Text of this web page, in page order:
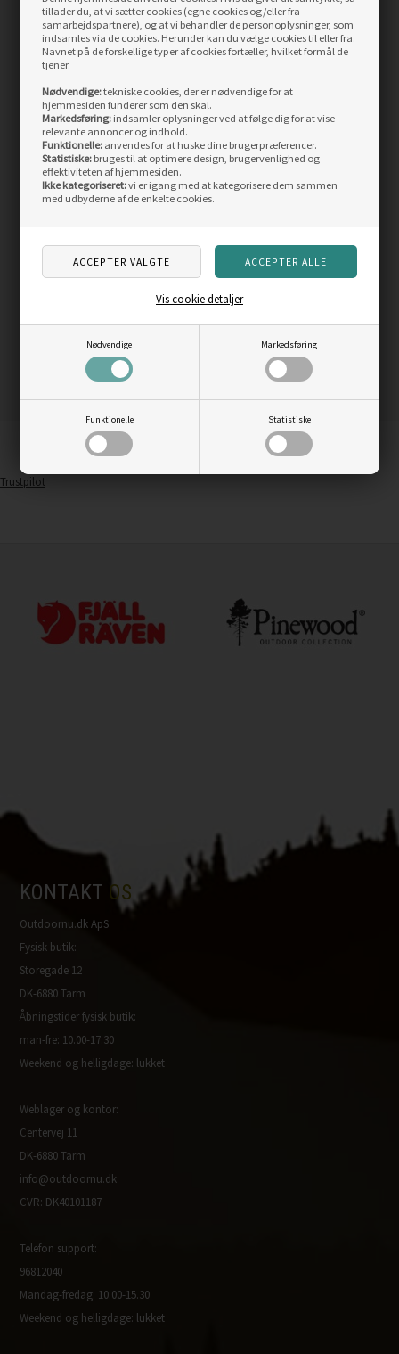
tillader du, at vi sætter cookies (egne cookies og/eller fra
samarbejdspartnere), og at vi behandler de personoplysninger, som
indsamles via de cookies. Herunder kan du vælge cookies til eller fra.
Navnet på de forskellige typer af cookies fortæller, hvilket formål de
tjener.
Nødvendige:tekniske cookies, der er nødvendige for at
hjemmesiden funderer som den skal.
Markedsføring: indsamler oplysninger ved at følge dig for at vise
relevante annoncer og indhold.
Funktionelle: anvendes for at huske dine brugerpræferencer.
Statistiske: bruges til at optimere design, brugervenlighed og
effektiviteten af hjemmesiden.
Ikke kategoriseret:vi er igang med at kategorisere dem sammen
med udbyderne af de enkelte cookies.
Nødvendige Markedsføring
Funktionelle Statistiske
Vis cookie detaljer
LÆS MERE LÆS MERE
SIDST SETE PRODUKTER
Skarp
pris
Savage Gear Flip Wallet
Vejl. pris119,00
DKK
LÆS MERE
Savage Gear Sandeel
Line Thru, 19g / 12,5cm
Vejl. pris75,00
DKK
LÆS MERE
Trustpilot
KONTAKT OS
Outdoornu.dk ApS
Fysisk butik:
Storegade 12
DK-6880 Tarm
Åbningstider fysisk butik:
man-fre: 10.00-17.30
Weekend og helligdage: lukket
Weblager og kontor:
Centervej 11
DK-6880 Tarm
info@outdoornu.dk
CVR: DK40101187
Telefon support:
96812040
Mandag-fredag: 10.00-15.30
Weekend og helligdage: lukket